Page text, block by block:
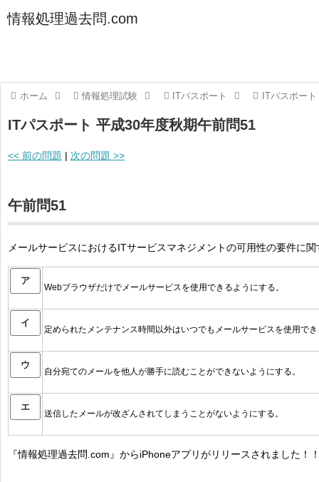
情報処理過去問.com
ホーム 情報処理試験 ITパスポート ITパスポー
ITパスポート 平成30年度秋期午前問51
<< 前の問題 | 次の問題 >>
午前問51
メールサービスにおけるITサービスマネジメントの可用性の要件に
ア
Webブラウザだけでメールサービスを使用できるようにする。
イ
定められたメンテナンス時間以外はいつでもメールサービスを使用で
ウ
自分宛てのメールを他人が勝手に読むことができないようにする。
エ
送信したメールが改ざんされてしまうことがないようにする。
『情報処理過去問.com』からiPhoneアプリがリリースされました！